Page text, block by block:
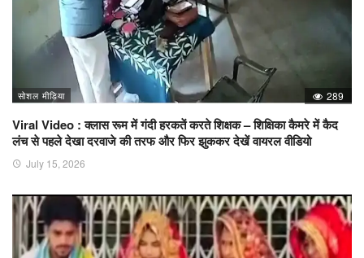
सोशल मीडिया 289
Viral Video : क्लास रूम में गंदी हरकतें करते शिक्षक – शिक्षिका कैमरे में कैद
लंच से पहले देखा दरवाजे की तरफ और फिर झुककर देखें वायरल वीडियो
July 15, 2026